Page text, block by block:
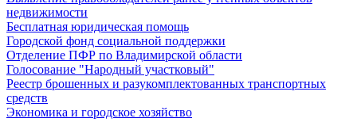
недвижимости
Бесплатная юридическая помощь
Городской фонд социальной поддержки
Отделение ПФР по Владимирской области
Голосование "Народный участковый"
Реестр брошенных и разукомплектованных транспортных
средств
Экономика и городское хозяйство